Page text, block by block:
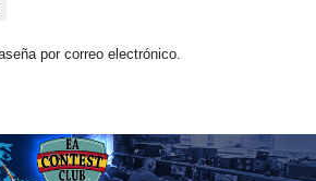
por correo electrónico.